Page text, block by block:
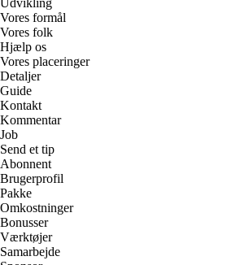
Udvikling
Vores formål
Vores folk
Hjælp os
Vores placeringer
Detaljer
Guide
Kontakt
Kommentar
Job
Send et tip
Abonnent
Brugerprofil
Pakke
Omkostninger
Bonusser
Værktøjer
Samarbejde